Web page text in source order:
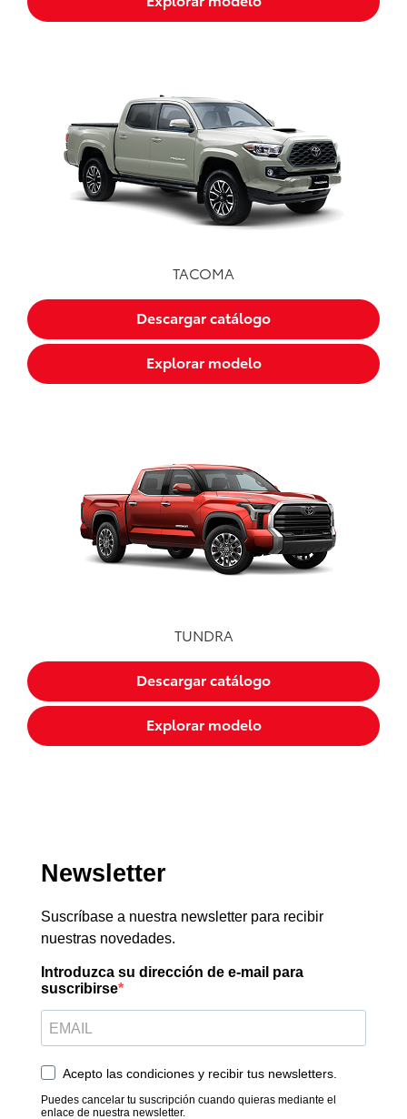
TACOMA
Descargar catálogo
Explorar modelo
TUNDRA
Descargar catálogo
Explorar modelo